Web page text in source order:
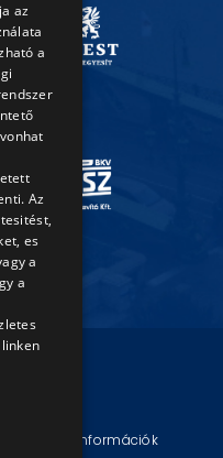
Technikai információk
az
a
Az
es
a
a